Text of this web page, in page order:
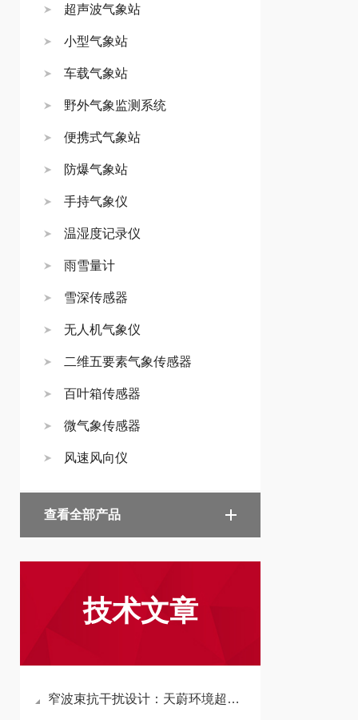
超声波气象站
小型气象站
车载气象站
野外气象监测系统
便携式气象站
防爆气象站
手持气象仪
温湿度记录仪
雨雪量计
雪深传感器
无人机气象仪
二维五要素气象传感器
百叶箱传感器
微气象传感器
风速风向仪
查看全部产品
技术文章
窄波束抗干扰设计：天蔚环境超声波雪深监测站规避风雪杂物反射确保信号纯净